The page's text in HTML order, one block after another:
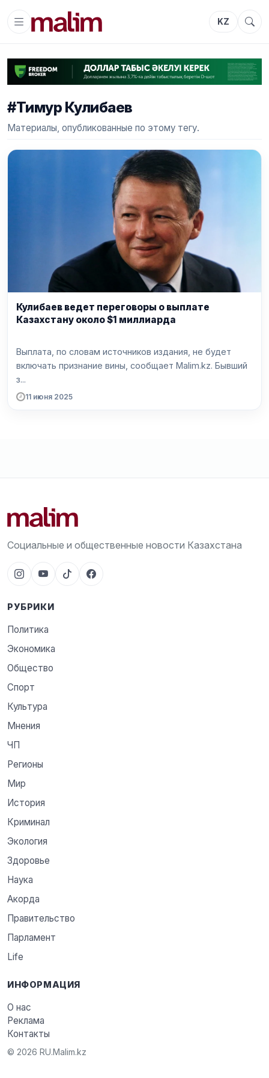
KZ
#Тимур Кулибаев
Материалы, опубликованные по этому тегу.
Кулибаев ведет переговоры о выплате
Казахстану около $1 миллиарда
Выплата, по словам источников издания, не будет
включать признание вины, сообщает Malim.kz. Бывший
з...
11 июня 2025
Социальные и общественные новости Казахстана
РУБРИКИ
Политика
Экономика
Общество
Спорт
Культура
Мнения
ЧП
Регионы
Мир
История
Криминал
Экология
Здоровье
Наука
Акорда
Правительство
Парламент
Life
ИНФОРМАЦИЯ
О нас
Реклама
Контакты
© 2026 RU.Malim.kz